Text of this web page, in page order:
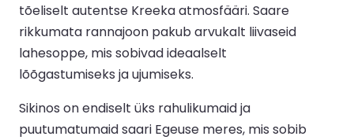
tõeliselt autentse Kreeka atmosfääri. Saare
rikkumata rannajoon pakub arvukalt liivaseid
lahesoppe, mis sobivad ideaalselt
lõõgastumiseks ja ujumiseks.
Sikinos on endiselt üks rahulikumaid ja
puutumatumaid saari Egeuse meres, mis sobib